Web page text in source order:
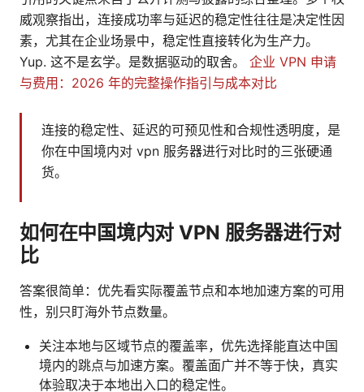
威观察指出，连接成功率与延迟的稳定性往往是决定性因
素，尤其在企业场景中，稳定性直接转化为生产力。
Yup. 这不是玄学。是数据驱动的取舍。 企业 VPN 申请
与费用：2026 年的完整操作指引与成本对比
连接的稳定性、延迟的可预见性和合规性透明度，是
你在中国境内对 vpn 服务器进行对比时的三张硬通
货。
如何在中国境内对 VPN 服务器进行对
比
答案很简单：优先看实际覆盖节点和本地加速方案的可用
性，别只盯海外节点数量。
关注本地与区域节点的覆盖率，优先选择能直达中国
境内的跳点与加速方案。覆盖面广并不等于快，真实
体验取决于本地出入口的稳定性。